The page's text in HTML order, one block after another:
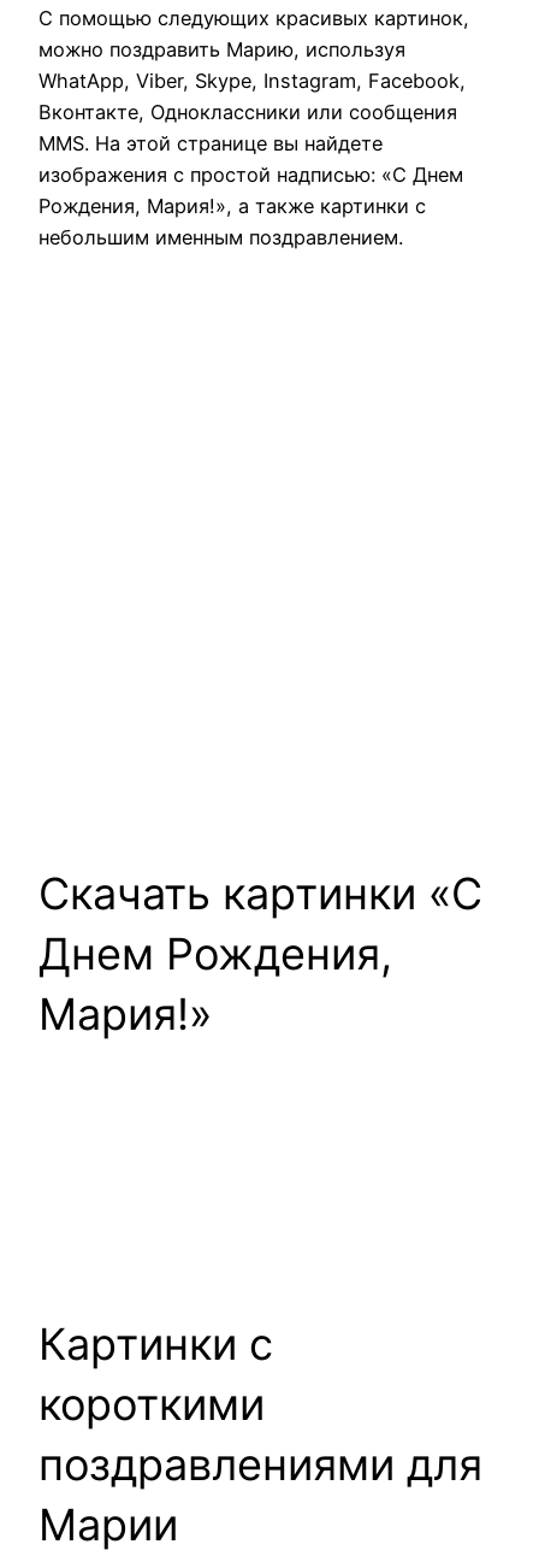
С помощью следующих красивых картинок,
можно поздравить Марию, используя
WhatApp, Viber, Skype, Instagram, Facebook,
Вконтакте, Одноклассники или сообщения
MMS. На этой странице вы найдете
изображения с простой надписью: «С Днем
Рождения, Мария!», а также картинки с
небольшим именным поздравлением.
Скачать картинки «С
Днем Рождения,
Мария!»
Картинки с
короткими
поздравлениями для
Марии